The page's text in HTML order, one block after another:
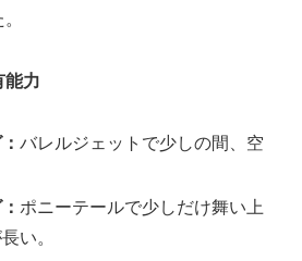
能力
バレルジェットで少しの間、空
ポニーテールで少しだけ舞い上
い。